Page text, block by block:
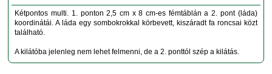
Kétpontos multi. 1. ponton 2,5 cm x 8 cm-es fémtáblán a 2. pont (láda)
koordinátái. A láda egy sombokrokkal körbevett, kiszáradt fa roncsai közt
található.
A kilátóba jelenleg nem lehet felmenni, de a 2. ponttól szép a kilátás.